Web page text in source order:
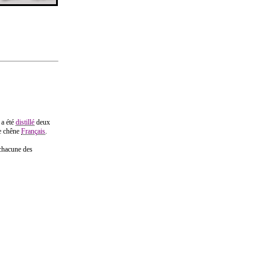
été distillé deux
chêne Français.
des